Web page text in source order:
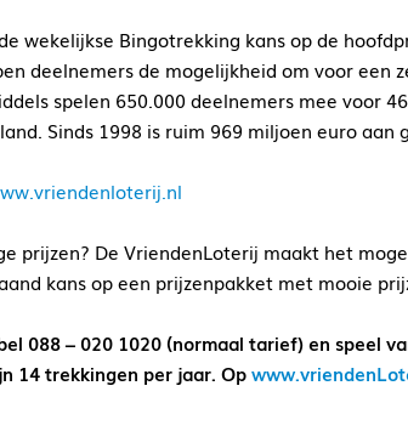
wekelijkse Bingotrekking kans op de
deelnemers de mogelijkheid om voor een
spelen 650.000 deelnemers mee voor
Sinds 1998 is ruim 969 miljoen euro aan
prijzen? De VriendenLoterij maakt het
kans op een prijzenpakket met mooie
088 – 020 1020 (normaal tarief) en speel
14 trekkingen per jaar. Op